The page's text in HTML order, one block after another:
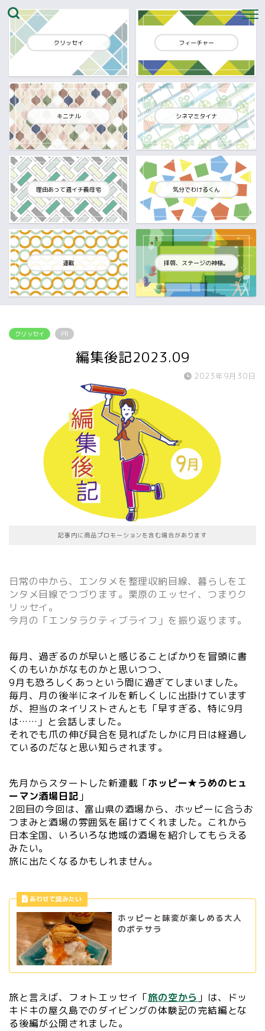
クリッセイ フィーチャー
キニナル シネマミタイナ
理由あって週イチ義母宅 気分でわけるくん
連載 拝啓、ステージの神様。
クリッセイ PR
編集後記2023.09
2023年9月30日
記事内に商品プロモーションを含む場合があります
日常の中から、エンタメを整理収納目線、暮らしをエ
ンタメ目線でつづります。栗原のエッセイ、つまりク
リッセイ。
今月の「エンタラクティブライフ」を振り返ります。
毎月、過ぎるのが早いと感じることばかりを冒頭に書
くのもいかがなものかと思いつつ、
9月も恐ろしくあっという間に過ぎてしまいました。
毎月、月の後半にネイルを新しくしに出掛けています
が、担当のネイリストさんとも「早すぎる、特に9月
は……」と会話しました。
それでも爪の伸び具合を見ればたしかに月日は経過し
ているのだなと思い知らされます。
先月からスタートした新連載「ホッピー★うめのヒュ
ーマン酒場日記 」
2回目の今回は、富山県の酒場から、ホッピーに合うお
つまみと酒場の雰囲気を届けてくれました。これから
日本全国、いろいろな地域の酒場を紹介してもらえる
みたい。
旅に出たくなるかもしれません。
ホッピーと味変が楽しめる大人
のポテサラ
旅と言えば、フォトエッセイ「旅の空から 」は、ドッ
キドキの屋久島でのダイビングの体験記の完結編とな
る後編が公開されました。